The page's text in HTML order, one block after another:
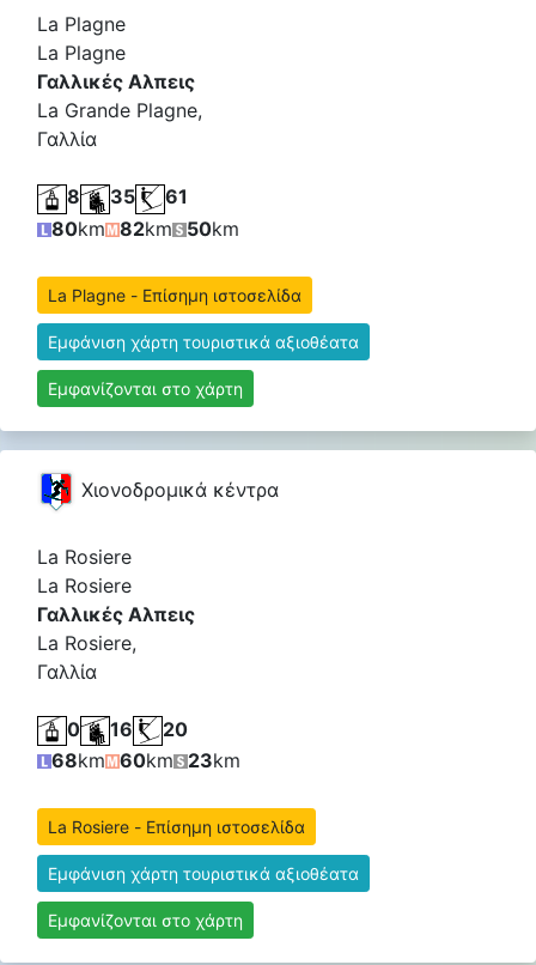
La Plagne
La Plagne
Γαλλικές Αλπεις
La Grande Plagne,
Γαλλία
8 35
61
80km 82km 50km
La Plagne - Επίσημη ιστοσελίδα
Εμφάνιση χάρτη τουριστικά αξιοθέατα
Εμφανίζονται στο χάρτη
Χιονοδρομικά κέντρα
La Rosiere
La Rosiere
Γαλλικές Αλπεις
La Rosiere,
Γαλλία
0 16
20
68km 60km 23km
La Rosiere - Επίσημη ιστοσελίδα
Εμφάνιση χάρτη τουριστικά αξιοθέατα
Εμφανίζονται στο χάρτη